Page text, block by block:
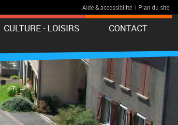
Aide & accessibilité | Plan du site
CULTURE - LOISIRS CONTACT